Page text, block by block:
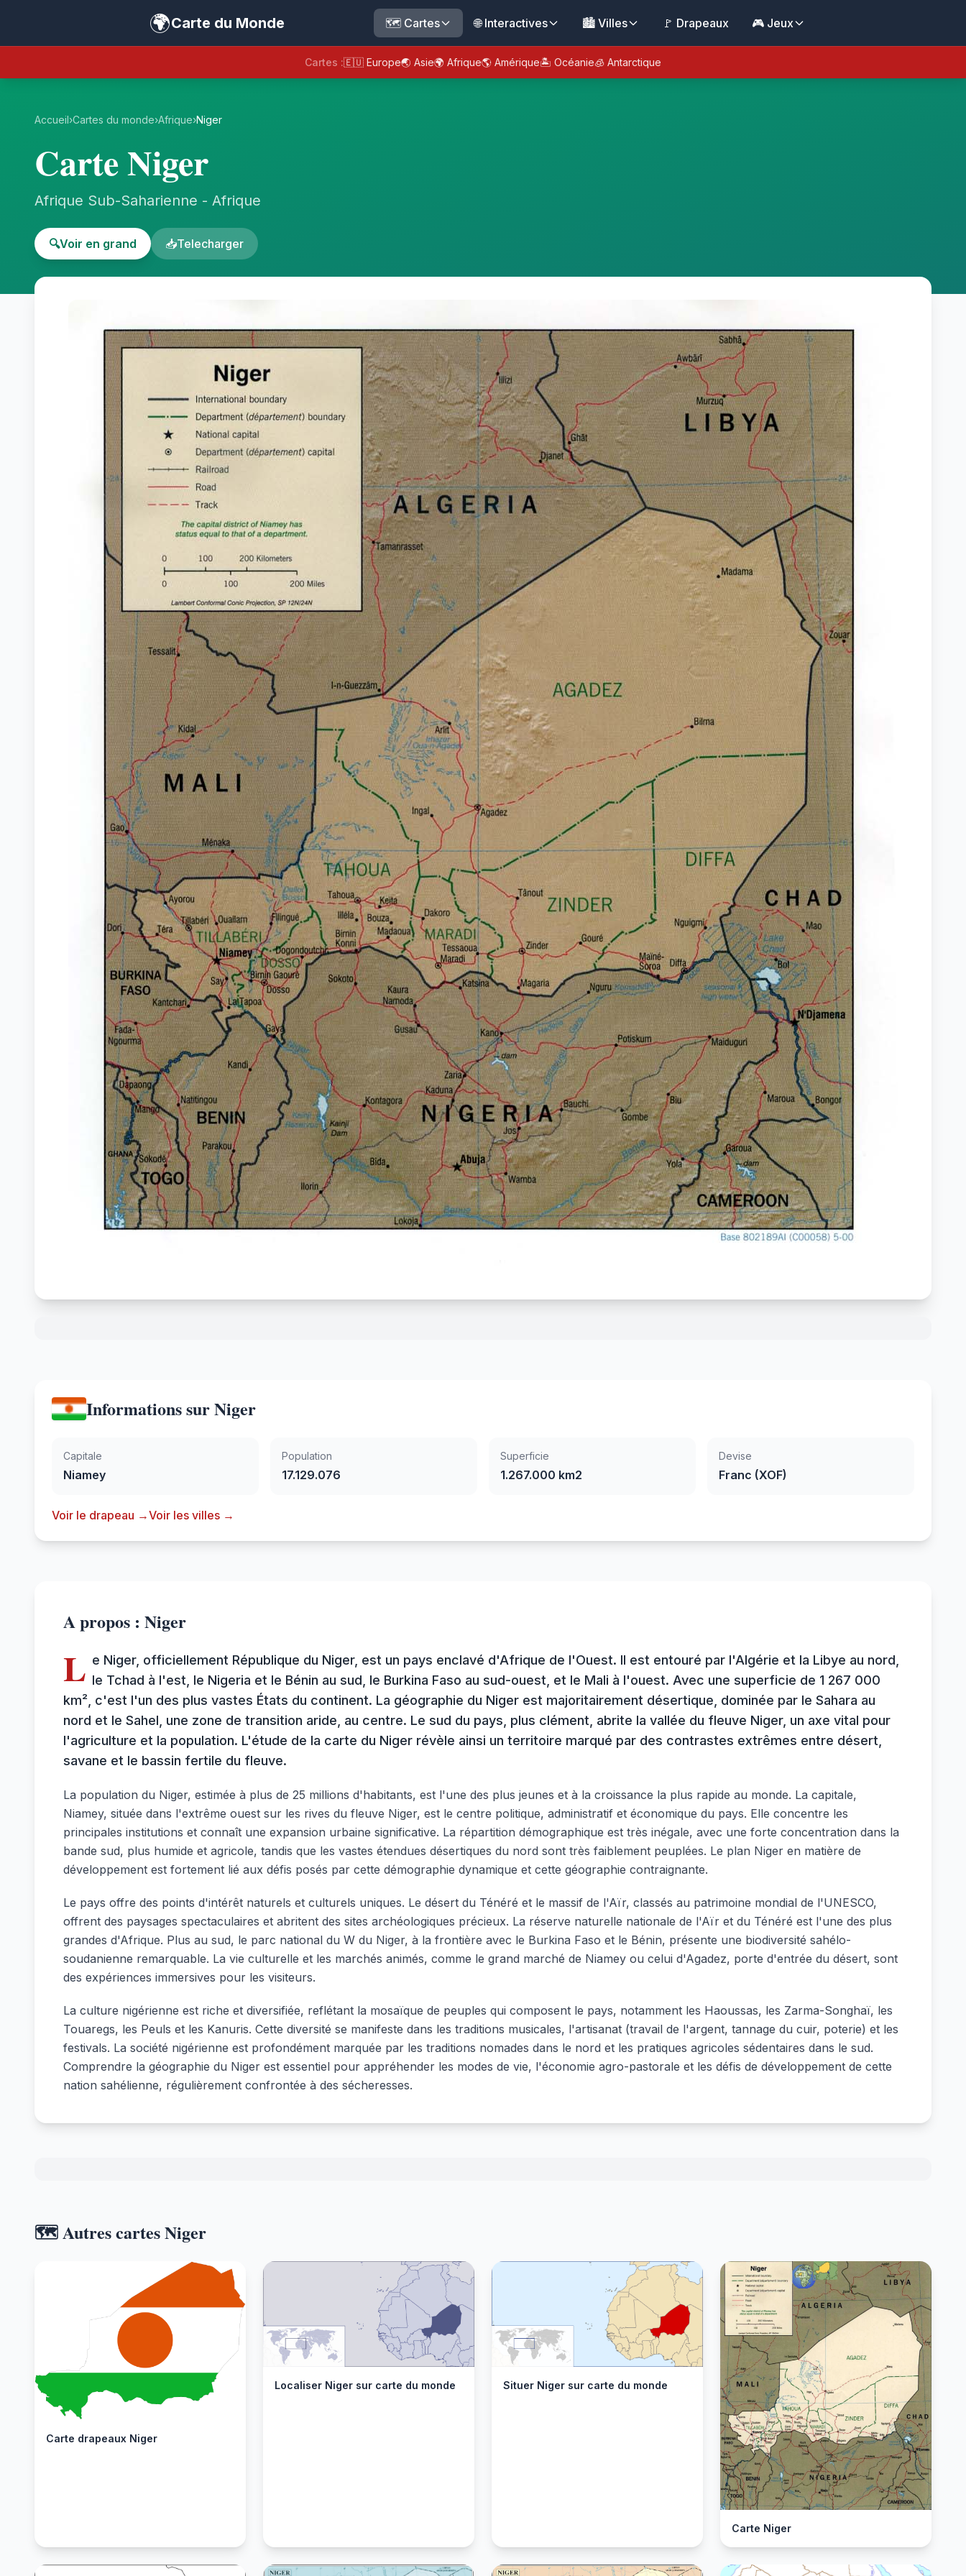
🌍Carte du Monde 🗺️ Cartes 🌐 Interactives 🏙️ Villes 🚩 Drapeaux 🎮 Jeux
Cartes :🇪🇺 Europe🌏 Asie🌍 Afrique🌎 Amérique🏝️ Océanie🧊 Antarctique
Accueil›Cartes du monde›Afrique›Niger
Carte Niger
Afrique Sub-Saharienne - Afrique
🔍Voir en grand 📥Telecharger
Informations sur Niger
Capitale
Niamey
Population
17.129.076
Superficie
1.267.000 km2
Devise
Franc (XOF)
Voir le drapeau →Voir les villes →
A propos : Niger
L e Niger, officiellement République du Niger, est un pays enclavé d'Afrique de l'Ouest. Il est entouré par l'Algérie et la Libye au nord,
le Tchad à l'est, le Nigeria et le Bénin au sud, le Burkina Faso au sud-ouest, et le Mali à l'ouest. Avec une superficie de 1 267 000
km², c'est l'un des plus vastes États du continent. La géographie du Niger est majoritairement désertique, dominée par le Sahara au
nord et le Sahel, une zone de transition aride, au centre. Le sud du pays, plus clément, abrite la vallée du fleuve Niger, un axe vital pour
l'agriculture et la population. L'étude de la carte du Niger révèle ainsi un territoire marqué par des contrastes extrêmes entre désert,
savane et le bassin fertile du fleuve.
La population du Niger, estimée à plus de 25 millions d'habitants, est l'une des plus jeunes et à la croissance la plus rapide au monde. La capitale,
Niamey, située dans l'extrême ouest sur les rives du fleuve Niger, est le centre politique, administratif et économique du pays. Elle concentre les
principales institutions et connaît une expansion urbaine significative. La répartition démographique est très inégale, avec une forte concentration dans la
bande sud, plus humide et agricole, tandis que les vastes étendues désertiques du nord sont très faiblement peuplées. Le plan Niger en matière de
développement est fortement lié aux défis posés par cette démographie dynamique et cette géographie contraignante.
Le pays offre des points d'intérêt naturels et culturels uniques. Le désert du Ténéré et le massif de l'Aïr, classés au patrimoine mondial de l'UNESCO,
offrent des paysages spectaculaires et abritent des sites archéologiques précieux. La réserve naturelle nationale de l'Aïr et du Ténéré est l'une des plus
grandes d'Afrique. Plus au sud, le parc national du W du Niger, à la frontière avec le Burkina Faso et le Bénin, présente une biodiversité sahélo-
soudanienne remarquable. La vie culturelle et les marchés animés, comme le grand marché de Niamey ou celui d'Agadez, porte d'entrée du désert, sont
des expériences immersives pour les visiteurs.
La culture nigérienne est riche et diversifiée, reflétant la mosaïque de peuples qui composent le pays, notamment les Haoussas, les Zarma-Songhaï, les
Touaregs, les Peuls et les Kanuris. Cette diversité se manifeste dans les traditions musicales, l'artisanat (travail de l'argent, tannage du cuir, poterie) et les
festivals. La société nigérienne est profondément marquée par les traditions nomades dans le nord et les pratiques agricoles sédentaires dans le sud.
Comprendre la géographie du Niger est essentiel pour appréhender les modes de vie, l'économie agro-pastorale et les défis de développement de cette
nation sahélienne, régulièrement confrontée à des sécheresses.
🗺️ Autres cartes Niger
Carte drapeaux Niger
Localiser Niger sur carte du monde Situer Niger sur carte du monde
Carte Niger